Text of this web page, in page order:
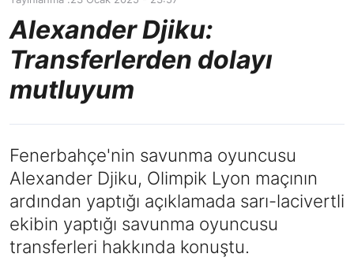
Alexander Djiku:
Transferlerden dolayı
mutluyum
Fenerbahçe'nin savunma oyuncusu
Alexander Djiku, Olimpik Lyon maçının
ardından yaptığı açıklamada sarı-lacivertli
ekibin yaptığı savunma oyuncusu
transferleri hakkında konuştu.